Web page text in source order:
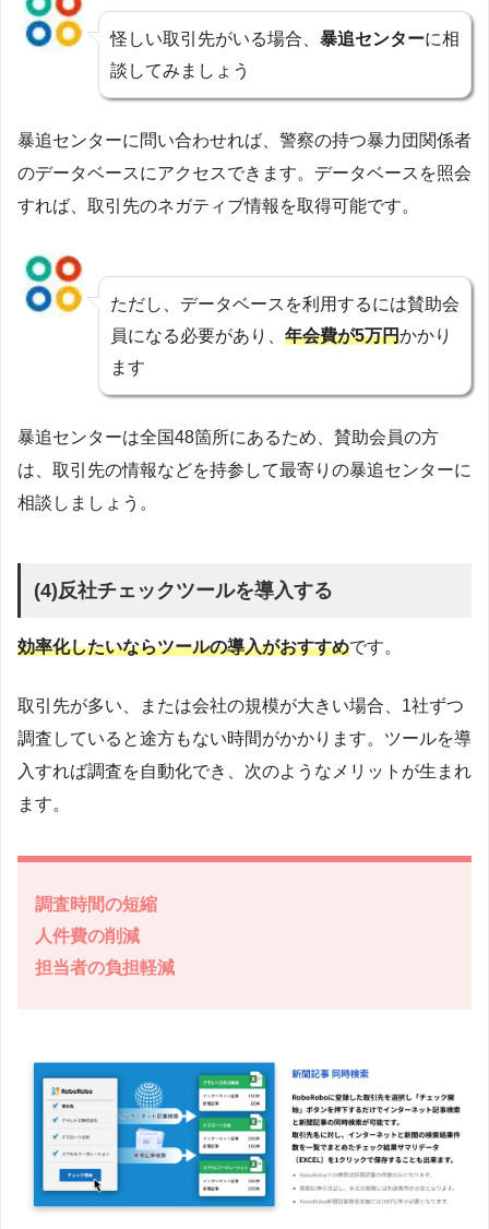
怪しい取引先がいる場合、 暴追センターに相
談してみましょう
暴追センターに問い合わせれば、警察の持つ暴力団関係者
のデータベースにアクセスできます。データベースを照会
すれば、取引先のネガティブ情報を取得可能です。
ただし、データベースを利用するには賛助会
員になる必要があり、 年会費が5万円かかり
ます
暴追センターは全国48箇所にあるため、賛助会員の方
は、取引先の情報などを持参して最寄りの暴追センターに
相談しましょう。
(4)反社チェックツールを導入する
効率化したいならツールの導入がおすすめです。
取引先が多い、または会社の規模が大きい場合、1社ずつ
調査していると途方もない時間がかかります。ツールを導
入すれば調査を自動化でき、次のようなメリットが生まれ
ます。
調査時間の短縮
人件費の削減
担当者の負担軽減